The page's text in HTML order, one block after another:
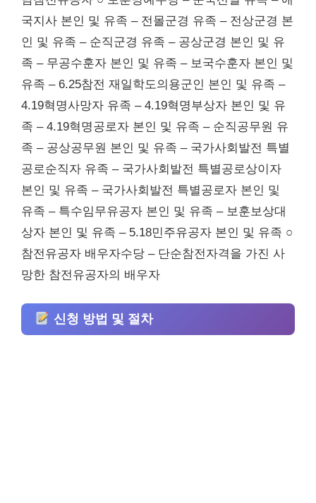
국지사 본인 및 유족 – 전몰군경 유족 – 전상군경 본
인 및 유족 – 순직군경 유족 – 공상군경 본인 및 유
족 – 무공수훈자 본인 및 유족 – 보국수훈자 본인 및
유족 – 6.25참전 재일학도의용군인 본인 및 유족 –
4.19혁명사망자 유족 – 4.19혁명부상자 본인 및 유
족 – 4.19혁명공로자 본인 및 유족 – 순직공무원 유
족 – 공상공무원 본인 및 유족 – 국가사회발전 특별
공로순직자 유족 – 국가사회발전 특별공로상이자
본인 및 유족 – 국가사회발전 특별공로자 본인 및
유족 – 특수임무유공자 본인 및 유족 – 보훈보상대
상자 본인 및 유족 – 5.18민주유공자 본인 및 유족 ○
참전유공자 배우자수당 – 단순참전자격을 가진 사
망한 참전유공자의 배우자
신청 방법 및 절차